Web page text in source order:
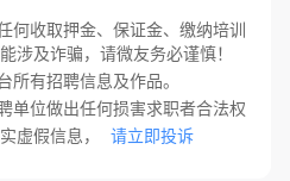
何收取押金、保证金、缴纳培训
涉及诈骗，请微友务必谨慎！
所有招聘信息及作品。
单位做出任何损害求职者合法权
虚假信息，
请立即投诉